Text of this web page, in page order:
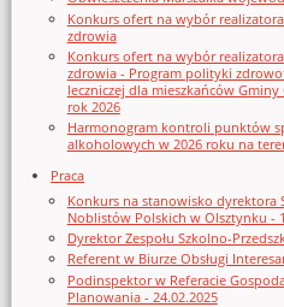
Konkurs ofert na wybór
zdrowia
Konkurs ofert na wybór
zdrowia - Program polityki
leczniczej dla mieszkańców
rok 2026
Harmonogram kontroli punktów
alkoholowych w 2026 roku na
Praca
Konkurs na stanowisko dyrektora
Noblistów Polskich w Olsztynku -
Dyrektor Zespołu Szkolno-
Referent w Biurze Obsługi
Podinspektor w Referacie
Planowania - 24.02.2025